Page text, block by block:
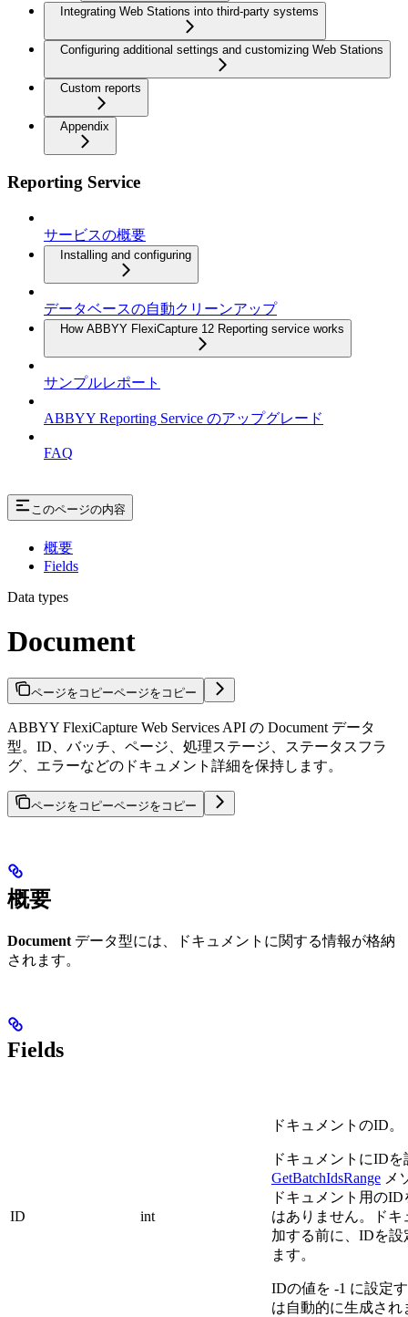
Integrating Web Stations into third-party systems
Configuring additional settings and customizing Web Stations
Custom reports
Appendix
Reporting Service
サービスの概要
Installing and configuring
データベースの自動クリーンアップ
How ABBYY FlexiCapture 12 Reporting service works
サンプルレポート
ABBYY Reporting Service のアップグレード
FAQ
このページの内容
概要
Fields
Data types
Document
ページをコピーページをコピー
ABBYY FlexiCapture Web Services API の Document データ
型。ID、バッチ、ページ、処理ステージ、ステータスフラ
グ、エラーなどのドキュメント詳細を保持します。
ページをコピーページをコピー
概要
Document データ型には、ドキュメントに関する情報が格納
されます。
Fields
ID int
ドキュメントのID。
ドキュメントにID
GetBatchIdsRange メ
ドキュメント用の
はありません。ド
加する前に、IDを
ます。
IDの値を -1 に設定
は自動的に生成され